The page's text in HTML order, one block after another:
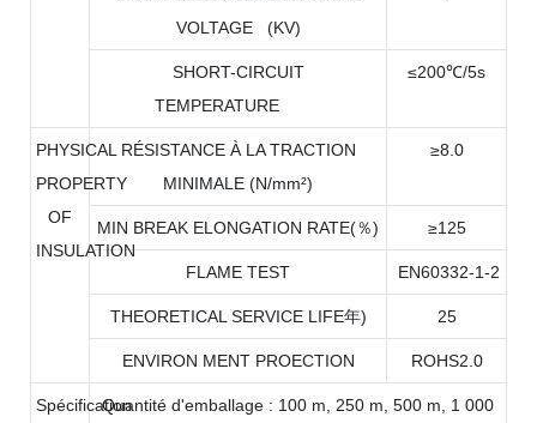
VOLTAGE (KV)
SHORT-CIRCUIT
TEMPERATURE
≤200℃/5s
PHYSICAL
PROPERTY
OF
INSULATION
RÉSISTANCE À LA TRACTION
MINIMALE (N/mm²)
≥8.0
MIN BREAK ELONGATION RATE(％) ≥125
FLAME TEST EN60332-1-2
THEORETICAL SERVICE LIFE年) 25
ENVIRON MENT PROECTION ROHS2.0
SpécificationQuantité d'emballage : 100 m, 250 m, 500 m, 1 000